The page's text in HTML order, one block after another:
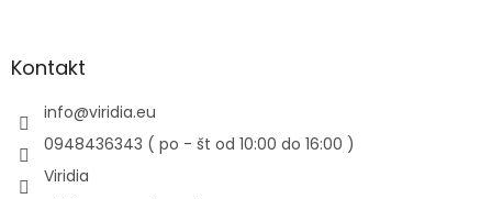
Kontakt
info@viridia.eu
0948436343 ( po - št od 10:00 do 16:00 )
Viridia